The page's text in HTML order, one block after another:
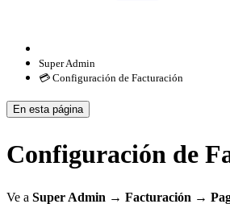
Super Admin
💳 Configuración de Facturación
En esta página
Configuración de
Ve a Super Admin → Facturación →